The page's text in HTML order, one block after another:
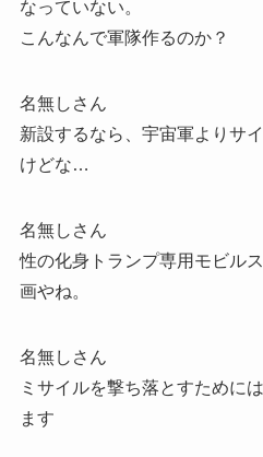
なっていない。
こんなんで軍隊作るのか？
名無しさん
新設するなら、宇宙軍よりサ
けどな…
名無しさん
性の化身トランプ専用モビル
画やね。
名無しさん
ミサイルを撃ち落とすために
ます